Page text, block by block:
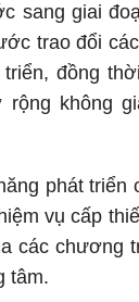
sang giai
trao đổi
đồng
không
phát triển
vụ cấp
các chương
tâm.